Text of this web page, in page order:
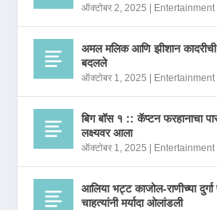
ऑक्टोबर 2, 2025 | Entertainment
अमल मलिक आणि झीशान कादरीची
बदलले
ऑक्टोबर 1, 2025 | Entertainment
बिग बॉस १ :: कॅप्टन फरहानाचा
लक्ष्यवर आला
ऑक्टोबर 1, 2025 | Entertainment
आलिया भट्ट काजोल-राणीच्या
चाहत्यांनी मर्यादा ओलांडली